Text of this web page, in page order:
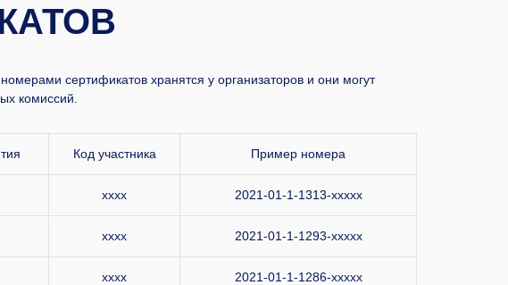
сертификатов хранятся у организаторов и они могут
комиссий.
Код участника Пример номера
xxxx 2021-01-1-1313-xxxxx
xxxx 2021-01-1-1293-xxxxx
xxxx 2021-01-1-1286-xxxxx